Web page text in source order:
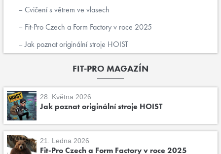
Cvičení s větrem ve vlasech
Fit-Pro Czech a Form Factory v roce 2025
Jak poznat originální stroje HOIST
FIT-PRO MAGAZÍN
28. Května 2026
Jak poznat originální stroje HOIST
21. Ledna 2026
Fit-Pro Czech a Form Factory v roce 2025